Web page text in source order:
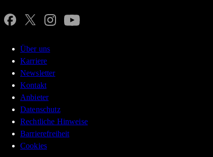
Über uns
Karriere
Newsletter
Kontakt
Anbieter
Datenschutz
Rechtliche Hinweise
Barrierefreiheit
Cookies